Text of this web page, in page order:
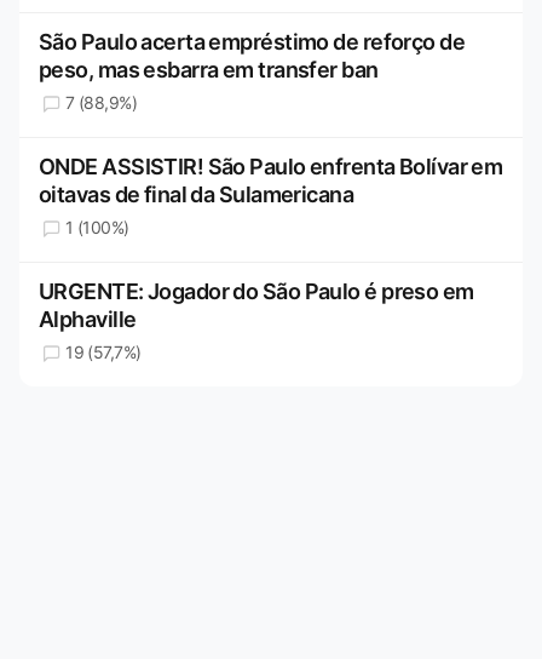
São Paulo acerta empréstimo de reforço de
peso, mas esbarra em transfer ban
7 (88,9%)
ONDE ASSISTIR! São Paulo enfrenta Bolívar em
oitavas de final da Sulamericana
1 (100%)
URGENTE: Jogador do São Paulo é preso em
Alphaville
19 (57,7%)